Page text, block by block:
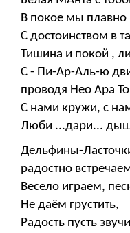
В покое мы
С достоинством в
Тишина и покой ,
С - Пи-Ар-Аль-ю
проводя Нео Ара
С нами кружи, с
Люби ...дари...
Дельфины-
радостно
Весело играем,
Не даём грустить,
Радость пусть